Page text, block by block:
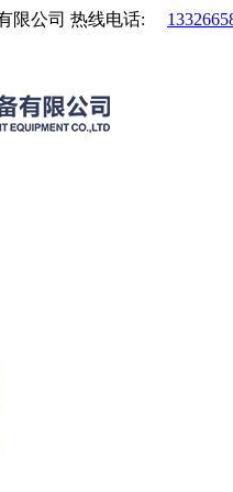
限公司 热线电话: